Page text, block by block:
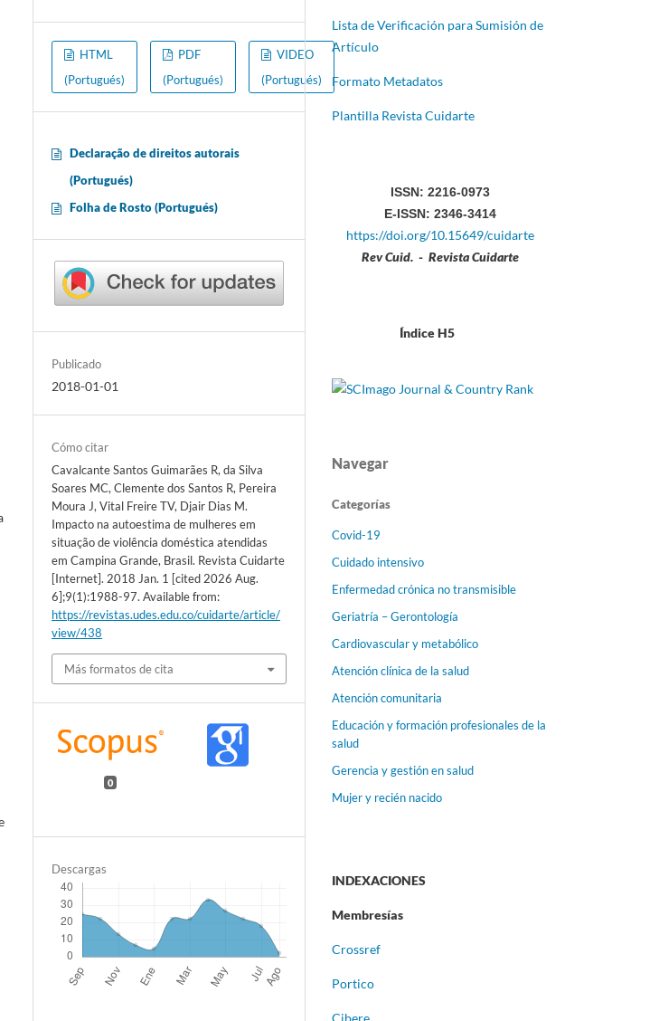
HTML
(Portugués)
PDF
(Portugués)
VIDEO
(Portugués)
Declaração de direitos autorais
(Portugués)
Folha de Rosto (Portugués)
Publicado
2018-01-01
Cómo citar
Cavalcante Santos Guimarães R, da Silva
Soares MC, Clemente dos Santos R, Pereira
Moura J, Vital Freire TV, Djair Dias M.
Impacto na autoestima de mulheres em
situação de violência doméstica atendidas
em Campina Grande, Brasil. Revista Cuidarte
[Internet]. 2018 Jan. 1 [cited 2026 Aug.
6];9(1):1988-97. Available from:
https://revistas.udes.edu.co/cuidarte/article/
view/438
Más formatos de cita
0
Descargas
Lista de Verificación para Sumisión de
Artículo
Formato Metadatos
Plantilla Revista Cuidarte
ISSN: 2216-0973
E-ISSN: 2346-3414
https://doi.org/10.15649/cuidarte
Rev Cuid. - Revista Cuidarte
Índice H5
Navegar
Categorías
Covid-19
Cuidado intensivo
Enfermedad crónica no transmisible
Geriatría – Gerontología
Cardiovascular y metabólico
Atención clínica de la salud
Atención comunitaria
Educación y formación profesionales de la
salud
Gerencia y gestión en salud
Mujer y recién nacido
INDEXACIONES
Membresías
Crossref
Portico